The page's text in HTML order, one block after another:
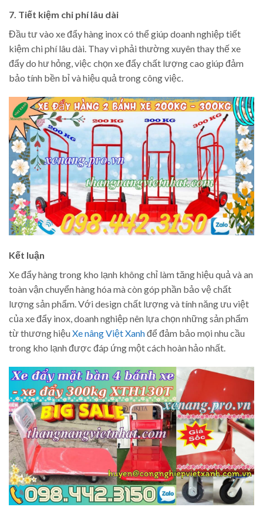
7. Tiết kiệm chi phí lâu dài
Đầu tư vào xe đẩy hàng inox có thể giúp doanh nghiệp tiết
kiệm chi phí lâu dài. Thay vì phải thường xuyên thay thế xe
đẩy do hư hỏng, việc chọn xe đẩy chất lượng cao giúp đảm
bảo tính bền bỉ và hiệu quả trong công việc.
Kết luận
Xe đẩy hàng trong kho lạnh không chỉ làm tăng hiệu quả và an
toàn vận chuyển hàng hóa mà còn góp phần bảo vệ chất
lượng sản phẩm. Với design chất lượng và tính năng ưu việt
của xe đẩy inox, doanh nghiệp nên lựa chọn những sản phẩm
từ thương hiệuXe nâng Việt Xanhđể đảm bảo mọi nhu cầu
trong kho lạnh được đáp ứng một cách hoàn hảo nhất.